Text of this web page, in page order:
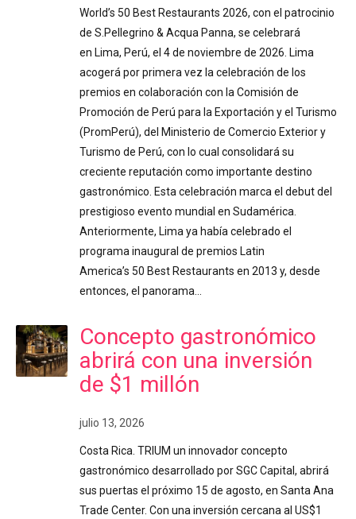
World’s 50 Best Restaurants 2026, con el patrocinio
de S.Pellegrino & Acqua Panna, se celebrará
en Lima, Perú, el 4 de noviembre de 2026. Lima
acogerá por primera vez la celebración de los
premios en colaboración con la Comisión de
Promoción de Perú para la Exportación y el Turismo
(PromPerú), del Ministerio de Comercio Exterior y
Turismo de Perú, con lo cual consolidará su
creciente reputación como importante destino
gastronómico. Esta celebración marca el debut del
prestigioso evento mundial en Sudamérica.
Anteriormente, Lima ya había celebrado el
programa inaugural de premios Latin
America’s 50 Best Restaurants en 2013 y, desde
entonces, el panorama…
Concepto gastronómico
abrirá con una inversión
de $1 millón
julio 13, 2026
Costa Rica. TRIUM un innovador concepto
gastronómico desarrollado por SGC Capital, abrirá
sus puertas el próximo 15 de agosto, en Santa Ana
Trade Center. Con una inversión cercana al US$1